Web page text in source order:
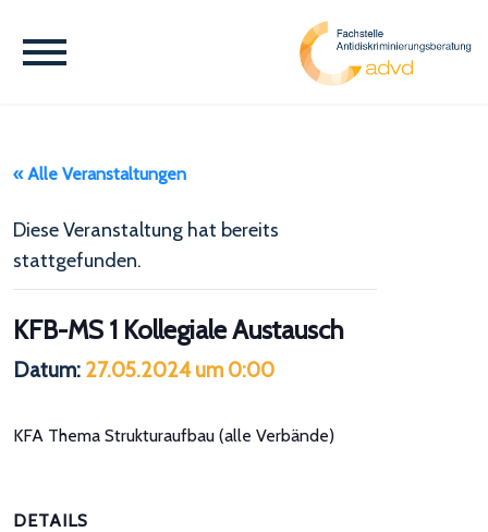
« Alle Veranstaltungen
Diese Veranstaltung hat bereits
stattgefunden.
KFB-MS 1 Kollegiale Austausch
Datum: 27.05.2024 um 0:00
KFA Thema Strukturaufbau (alle Verbände)
DETAILS